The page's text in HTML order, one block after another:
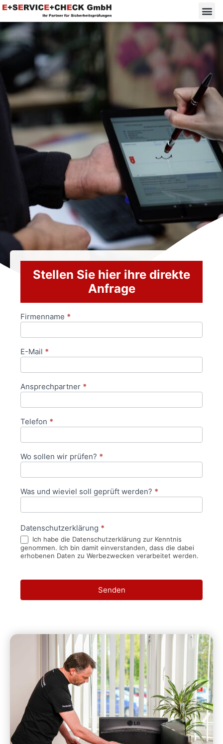
Stellen Sie hier ihre direkte
Anfrage
Anfrageformular
Firmenname *
E-Mail *
Ansprechpartner *
Telefon *
Wo sollen wir prüfen? *
Was und wieviel soll geprüft werden? *
Datenschutzerklärung *
Ich habe die Datenschutzerklärung zur Kenntnis
genommen. Ich bin damit einverstanden, dass die dabei
erhobenen Daten zu Werbezwecken verarbeitet werden.
Senden